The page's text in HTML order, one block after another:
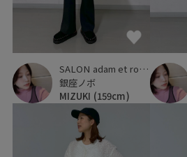
SALON adam et ropé
銀座ノボ
MIZUKI (159cm)